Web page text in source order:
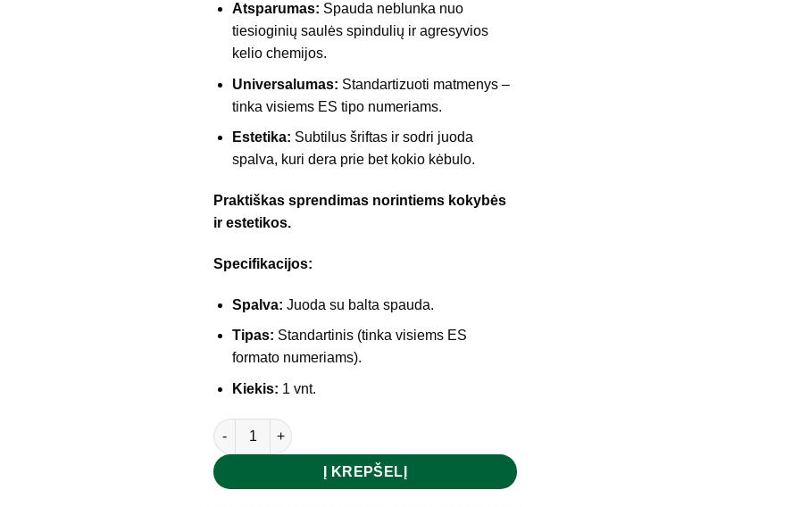
Atsparumas: Spauda neblunka nuo
tiesioginių saulės spindulių ir agresyvios
kelio chemijos.
Universalumas: Standartizuoti matmenys –
tinka visiems ES tipo numeriams.
Estetika: Subtilus šriftas ir sodri juoda
spalva, kuri dera prie bet kokio kėbulo.
Praktiškas sprendimas norintiems kokybės
ir estetikos.
Specifikacijos:
Spalva: Juoda su balta spauda.
Tipas: Standartinis (tinka visiems ES
formato numeriams).
Kiekis: 1 vnt.
produkto kiekis: Automobilio rėmelis ,, GARGŽDAI ''
Į KREPŠELĮ